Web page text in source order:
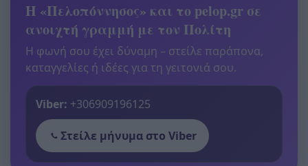
Η «Πελοπόννησος» και το pelop.gr σε
ανοιχτή γραμμή με τον Πολίτη
Η φωνή σου έχει δύναμη – στείλε παράπονα,
καταγγελίες ή ιδέες για τη γειτονιά σου.
Viber: +306909196125
Στείλε μήνυμα στο Viber